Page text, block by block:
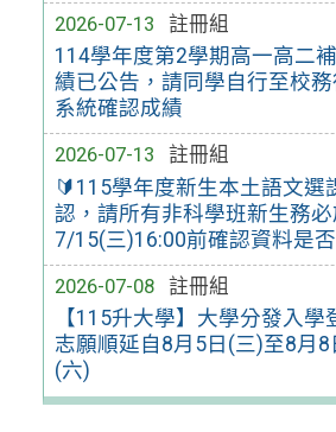
2026-07-13
註冊組
114學年度第2學期高一高二
績已公告，請同學自行至校
系統確認成績
2026-07-13
註冊組
🔰115學年度新生本土語文選
認，請所有非科學班新生務必
7/15(三)16:00前確認資料是
2026-07-08
註冊組
【115升大學】大學分發入學
志願順延自8月5日(三)至8月8
(六)